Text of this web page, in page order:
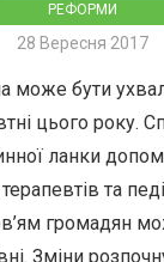
РЕФОРМИ
28 Вересня 2017
може бути
цього року.
ланки
та
громадян
Зміни